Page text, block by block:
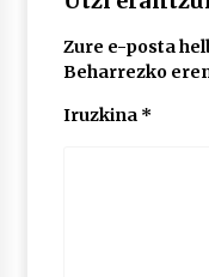
Zure e-posta
Beharrezko
Iruzkina *